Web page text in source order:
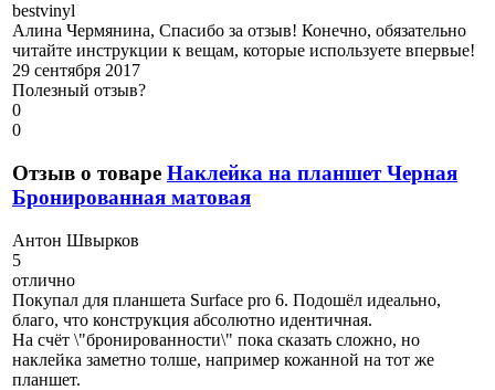
bestvinyl
Алина Чермянина, Спасибо за отзыв! Конечно, обязательно
читайте инструкции к вещам, которые используете впервые!
29 сентября 2017
Полезный отзыв?
0
0
Отзыв о товаре Наклейка на планшет Черная
Бронированная матовая
Антон Швырков
5
отлично
Покупал для планшета Surface pro 6. Подошёл идеально,
благо, что конструкция абсолютно идентичная.
На счёт \"бронированности\" пока сказать сложно, но
наклейка заметно толше, например кожанной на тот же
планшет.